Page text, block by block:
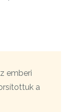
emberi
a